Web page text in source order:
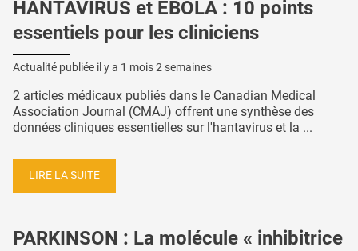
HANTAVIRUS et EBOLA : 10 points
essentiels pour les cliniciens
Actualité publiée il y a 1 mois 2 semaines
2 articles médicaux publiés dans le Canadian Medical
Association Journal (CMAJ) offrent une synthèse des
données cliniques essentielles sur l'hantavirus et la ...
LIRE LA SUITE
PARKINSON : La molécule « inhibitrice